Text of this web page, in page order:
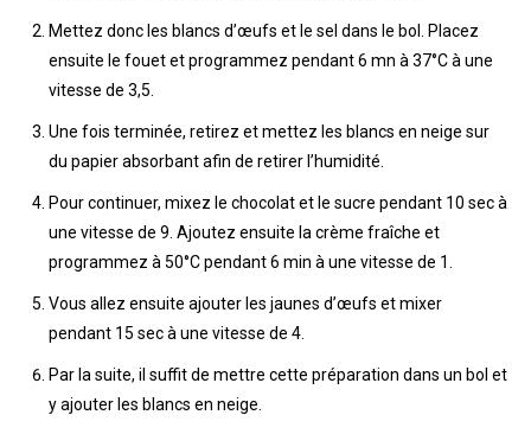
Mettez donc les blancs d’œufs et le sel dans le bol. Placez
ensuite le fouet et programmez pendant 6 mn à 37°C à une
vitesse de 3,5.
Une fois terminée, retirez et mettez les blancs en neige sur
du papier absorbant afin de retirer l’humidité.
Pour continuer, mixez le chocolat et le sucre pendant 10 sec à
une vitesse de 9. Ajoutez ensuite la crème fraîche et
programmez à 50°C pendant 6 min à une vitesse de 1.
Vous allez ensuite ajouter les jaunes d’œufs et mixer
pendant 15 sec à une vitesse de 4.
Par la suite, il suffit de mettre cette préparation dans un bol et
y ajouter les blancs en neige.